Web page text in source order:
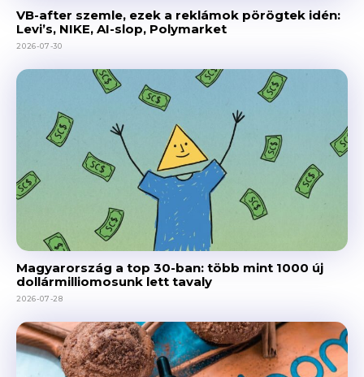
VB-after szemle, ezek a reklámok pörögtek idén:
Levi’s, NIKE, AI-slop, Polymarket
2026-07-30
Magyarország a top 30-ban: több mint 1000 új
dollármilliomosunk lett tavaly
2026-07-28